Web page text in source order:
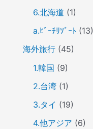
6.北海道 (1)
a.ﾋﾞｰﾁﾘｿﾞｰﾄ (13)
海外旅行(45)
1.韓国 (9)
2.台湾(1)
3.タイ (19)
4.他アジア (6)